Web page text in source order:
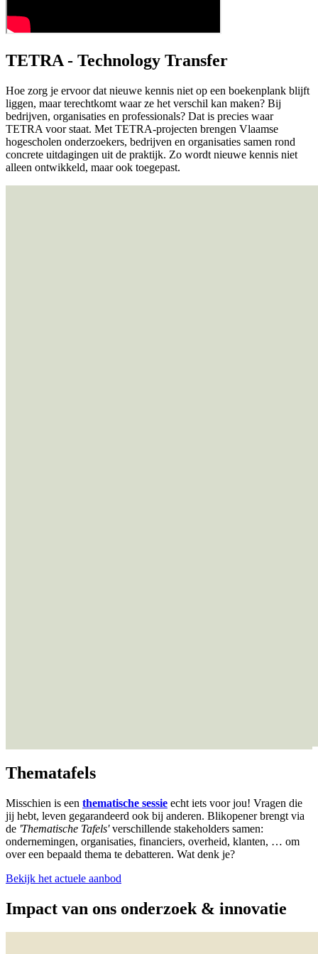
TETRA - Technology Transfer
Hoe zorg je ervoor dat nieuwe kennis niet op een boekenplank blijft
liggen, maar terechtkomt waar ze het verschil kan maken? Bij
bedrijven, organisaties en professionals? Dat is precies waar
TETRA voor staat. Met TETRA-projecten brengen Vlaamse
hogescholen onderzoekers, bedrijven en organisaties samen rond
concrete uitdagingen uit de praktijk. Zo wordt nieuwe kennis niet
alleen ontwikkeld, maar ook toegepast.
Thematafels
Misschien is een thematische sessie echt iets voor jou! Vragen die
jij hebt, leven gegarandeerd ook bij anderen. Blikopener brengt via
de 'Thematische Tafels'verschillende stakeholders samen:
ondernemingen, organisaties, financiers, overheid, klanten, … om
over een bepaald thema te debatteren. Wat denk je?
Bekijk het actuele aanbod
Impact van ons onderzoek & innovatie